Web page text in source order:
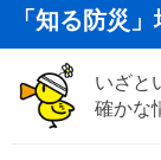
「知る防災
いざと
確かな